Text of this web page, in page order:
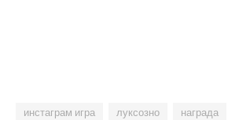
инстаграм игра луксозно награда